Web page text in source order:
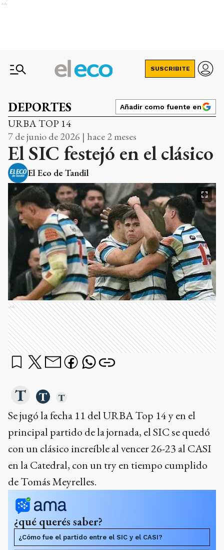
Ads
SUSCRIBITE
DEPORTES Añadir como fuente en
URBA TOP 14
7 de junio de 2026 | hace 2 meses
El SIC festejó en el clásico
El Eco de Tandil
Ads
Se jugó la fecha 11 del URBA Top 14 y en el
principal partido de la jornada, el SIC se quedó
con un clásico increíble al vencer 26-23 al CASI
en la Catedral, con un try en tiempo cumplido
de Tomás Meyrelles.
¿qué querés saber?
¿Cómo fue el partido entre el SIC y el CASI?